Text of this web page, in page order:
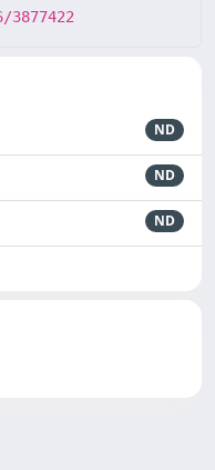
ND
ND
ND